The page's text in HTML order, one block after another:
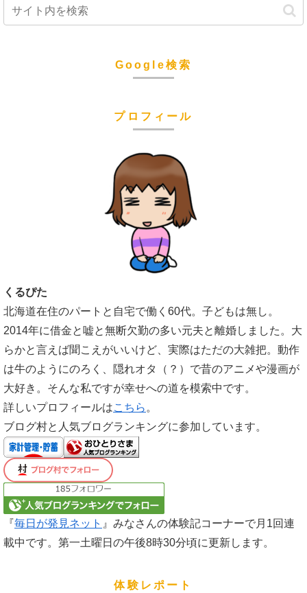
Google検索
プロフィール
くるぴた
北海道在住のパートと自宅で働く60代。子どもは無し。
2014年に借金と嘘と無断欠勤の多い元夫と離婚しました。大
らかと言えば聞こえがいいけど、実際はただの大雑把。動作
は牛のようにのろく、隠れオタ（？）で昔のアニメや漫画が
大好き。そんな私ですが幸せへの道を模索中です。
詳しいプロフィールはこちら 。
ブログ村と人気ブログランキングに参加しています。
『毎日が発見ネット 』みなさんの体験記コーナーで月1回連
載中です。第一土曜日の午後8時30分頃に更新します。
体験レポート